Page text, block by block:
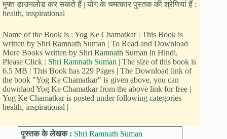
मुफ्त डाउनलोड कर सकते हैं | योग के चमत्कार पुस्तक की श्रेणियां हैं :
health, inspirational
Name of the Book is : Yog Ke Chamatkar | This Book is
written by Shri Ramnath Suman | To Read and Download
More Books written by Shri Ramnath Suman in Hindi,
Please Click : Shri Ramnath Suman | The size of this book is
6.5 MB | This Book has 229 Pages | The Download link of
the book "Yog Ke Chamatkar" is given above, you can
downlaod Yog Ke Chamatkar from the above link for free |
Yog Ke Chamatkar is posted under following categories
health, inspirational |
पुस्तक के लेखक : Shri Ramnath Suman